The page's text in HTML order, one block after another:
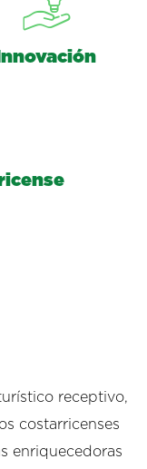
Innovación
receptivo,
costarricenses
enriquecedoras